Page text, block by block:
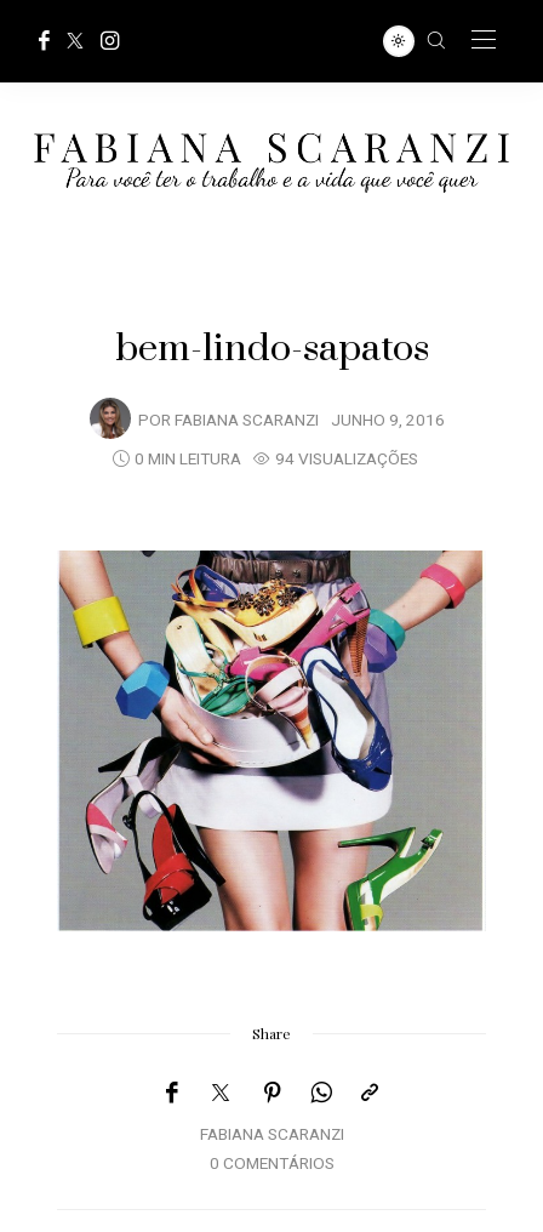
bem-lindo-sapatos
POR FABIANA SCARANZI JUNHO 9, 2016
0 MIN LEITURA
94 VISUALIZAÇÕES
Share
FABIANA SCARANZI
0 COMENTÁRIOS